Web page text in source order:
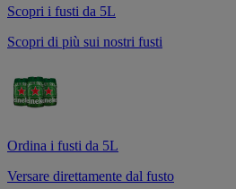
Scopri i fusti da 5L
Scopri di più sui nostri fusti
Ordina i fusti da 5L
Versare direttamente dal fusto